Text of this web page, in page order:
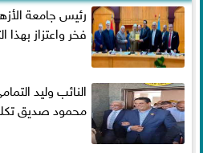
رئيس جامعة
فخر واعتزاز بهذا
النائب وليد
محمود صديق